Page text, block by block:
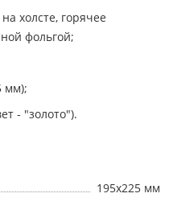
холсте, горячее
фольгой;
мм);
- "золото").
195х225 мм